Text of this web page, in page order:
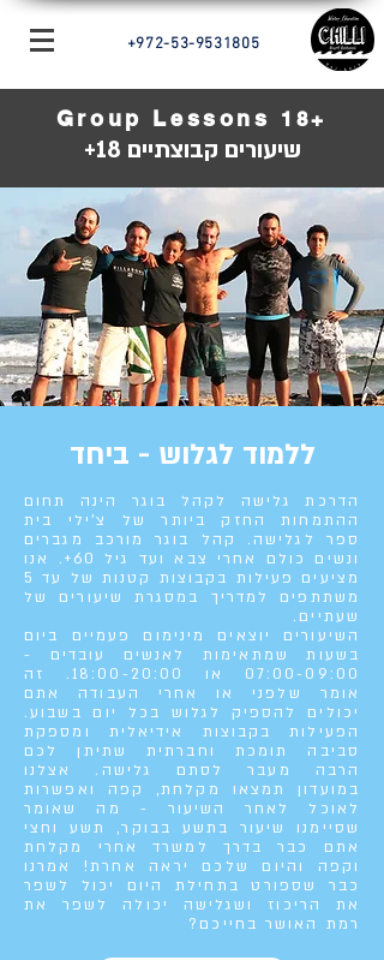
+972-53-9531805
Group Lessons 18+
שיעורים קבוצתיים 18+
ללמוד לגלוש - ביחד
הדרכת גלישה לקהל בוגר הינה תחום
ההתמחות החזק ביותר של צ'ילי בית
ספר לגלישה. קהל בוגר מורכב מגברים
ונשים כולם אחרי צבא ועד גיל 60+. אנו
מציעים פעילות בקבוצות קטנות של עד 5
משתתפים למדריך במסגרת שיעורים של
שעתיים.
השיעורים יוצאים מינימום פעמיים ביום
בשעות שמתאימות לאנשים עובדים -
07:00-09:00 או 18:00-20:00. זה
אומר שלפני או אחרי העבודה אתם
יכולים להספיק לגלוש בכל יום בשבוע.
הפעילות בקבוצות אידיאלית ומספקת
סביבה תומכת וחברתית שתיתן לכם
הרבה מעבר לסתם גלישה. אצלנו
במועדון תמצאו מקלחת, קפה ואפשרות
לאוכל לאחר השיעור - מה שאומר
שסיימנו שיעור בתשע בבוקר, תשע וחצי
אתם כבר בדרך למשרד אחרי מקלחת
וקפה והיום שלכם יראה אחרת! אמרנו
כבר שספורט בתחילת היום יכול לשפר
את הריכוז ושגלישה יכולה לשפר את
רמת האושר בחייכם?